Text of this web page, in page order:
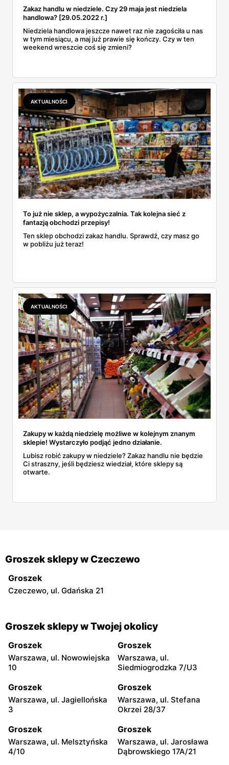
Zakaz handlu w niedziele. Czy 29 maja jest niedziela
handlowa? [29.05.2022 r.]
Niedziela handlowa jeszcze nawet raz nie zagościła u nas
w tym miesiącu, a maj już prawie się kończy. Czy w ten
weekend wreszcie coś się zmieni?
AKTUALNOŚCI
To już nie sklep, a wypożyczalnia. Tak kolejna sieć z
fantazją obchodzi przepisy!
Ten sklep obchodzi zakaz handlu. Sprawdź, czy masz go
w pobliżu już teraz!
AKTUALNOŚCI
Zakupy w każdą niedzielę możliwe w kolejnym znanym
sklepie! Wystarczyło podjąć jedno działanie.
Lubisz robić zakupy w niedziele? Zakaz handlu nie będzie
Ci straszny, jeśli będziesz wiedział, które sklepy są
otwarte.
Groszek sklepy w Czeczewo
Groszek
Czeczewo, ul. Gdańska 21
Groszek sklepy w Twojej okolicy
Groszek
Warszawa, ul. Nowowiejska
10
Groszek
Warszawa, ul.
Siedmiogrodzka 7/U3
Groszek
Warszawa, ul. Jagiellońska
3
Groszek
Warszawa, ul. Stefana
Okrzei 28/37
Groszek
Warszawa, ul. Melsztyńska
4/10
Groszek
Warszawa, ul. Jarosława
Dąbrowskiego 17A/21